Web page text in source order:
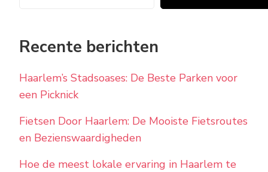
Recente berichten
Haarlem’s Stadsoases: De Beste Parken voor
een Picknick
Fietsen Door Haarlem: De Mooiste Fietsroutes
en Bezienswaardigheden
Hoe de meest lokale ervaring in Haarlem te